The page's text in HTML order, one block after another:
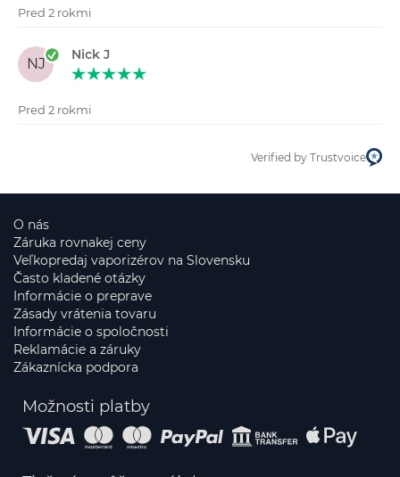
Pred 2 rokmi
NJ
Nick J
Pred 2 rokmi
Verified by Trustvoice
O nás
Záruka rovnakej ceny
Veľkopredaj vaporizérov na Slovensku
Často kladené otázky
Informácie o preprave
Zásady vrátenia tovaru
Informácie o spoločnosti
Reklamácie a záruky
Zákaznícka podpora
Možnosti platby